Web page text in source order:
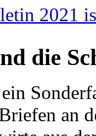
2021
die
an